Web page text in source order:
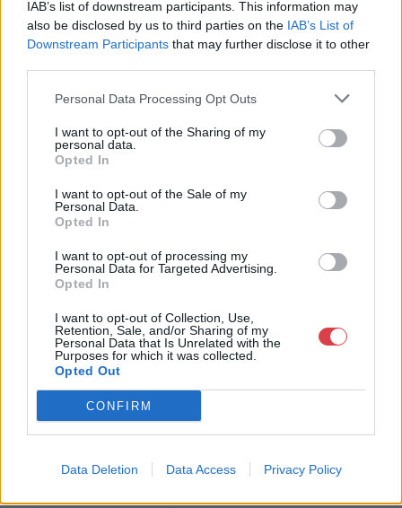
IAB’s list of downstream participants. This information may
also be disclosed by us to third parties on the IAB’s List of
Downstream Participants that may further disclose it to other
Personal Data Processing Opt Outs
I want to opt-out of the Sharing of my
personal data.
Opted In
I want to opt-out of the Sale of my
Personal Data.
Opted In
I want to opt-out of processing my
Personal Data for Targeted Advertising.
Opted In
I want to opt-out of Collection, Use,
Retention, Sale, and/or Sharing of my
Personal Data that Is Unrelated with the
Purposes for which it was collected.
Opted Out
CONFIRM
Data Deletion Data Access Privacy Policy
Cím: BÁV ZRt.
1027 Budapest, Csalogány u.
23-33.
Weboldal:
Bemutatkozás: Az ország legnagyobb múltú, 240 esztendeje
jogfolytonosan működő magyar vállalkozásaként a BÁV ZRt.
megbízhatóságával hagyományosan a magyar
műkereskedelem meghatározó szereplője. A 2007-ben
megújult BÁV Aukciósház mára a magyarországi
és árverési központtá vált. . Hazánk legnagyobb
műkereskedelmi üzlethálózatával rendelkező BÁV ZRt.
eladni, vagy venni kívánók rendelkezésére.
GALÉRIA TOVÁBBI MŰTÁRGYAI